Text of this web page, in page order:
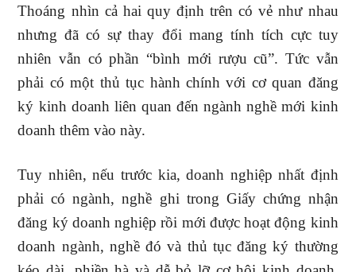
Thoáng nhìn cả hai quy định trên có vẻ như nhau
nhưng đã có sự thay đổi mang tính tích cực tuy
nhiên vẫn có phần “bình mới rượu cũ”. Tức vẫn
phải có một thủ tục hành chính với cơ quan đăng
ký kinh doanh liên quan đến ngành nghề mới kinh
doanh thêm vào này.
Tuy nhiên, nếu trước kia, doanh nghiệp nhất định
phải có ngành, nghề ghi trong Giấy chứng nhận
đăng ký doanh nghiệp rồi mới được hoạt động kinh
doanh ngành, nghề đó và thủ tục đăng ký thường